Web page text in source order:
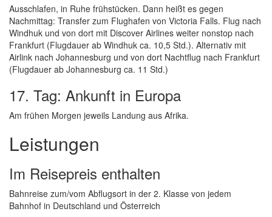
Ausschlafen, in Ruhe frühstücken. Dann heißt es gegen
Nachmittag: Transfer zum Flughafen von Victoria Falls. Flug nach
Windhuk und von dort mit Discover Airlines weiter nonstop nach
Frankfurt (Flugdauer ab Windhuk ca. 10,5 Std.). Alternativ mit
Airlink nach Johannesburg und von dort Nachtflug nach Frankfurt
(Flugdauer ab Johannesburg ca. 11 Std.)
17. Tag: Ankunft in Europa
Am frühen Morgen jeweils Landung aus Afrika.
Leistungen
Im Reisepreis enthalten
Bahnreise zum/vom Abflugsort in der 2. Klasse von jedem
Bahnhof in Deutschland und Österreich